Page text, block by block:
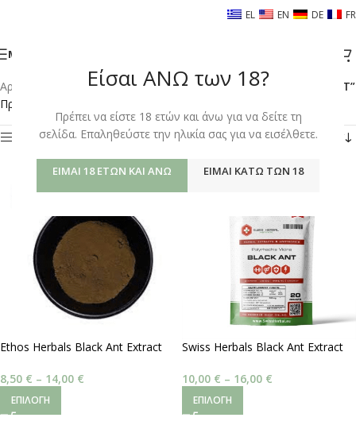
Είσαι ΑΝΩ των 18?
Πρέπει να είστε 18 ετών και άνω για να δείτε τη
σελίδα. Επαληθεύστε την ηλικία σας για να εισέλθετε.
ΕΊΜΑΙ 18 ΕΤΏΝ ΚΑΙ ΆΝΩ ΕΊΜΑΙ ΚΆΤΩ ΤΩΝ 18
EL EN DE FR
ΜΕΝΟΎ
Αρχική σελίδα Shop/Προϊόντα με ετικέτα “BLACK ANT EXTRACT”
Προβάλλονται όλα - 2 αποτελέσματα
Φίλτρα
Ethos Herbals Black Ant Extract
8,50 € – 14,00 €
ΕΠΙΛΟΓΉ
Swiss Herbals Black Ant Extract
10,00 € – 16,00 €
ΕΠΙΛΟΓΉ